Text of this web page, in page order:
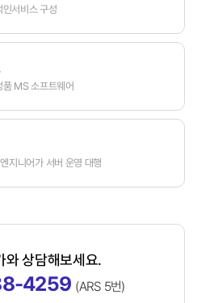
인서비스 구성
MS 소프트웨어
지니어가 서버 운영 대행
와 상담해보세요.
4259 (ARS 5번)